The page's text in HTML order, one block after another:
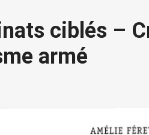
ciblés –
armé